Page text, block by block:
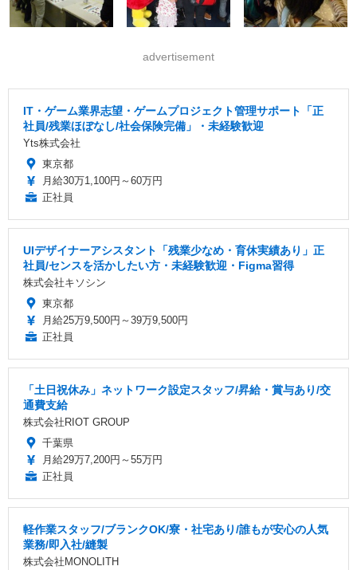
advertisement
IT・ゲーム業界志望・ゲームプロジェクト管理サポート「正
社員/残業ほぼなし/社会保険完備」・未経験歓迎
Yts株式会社
東京都
月給30万1,100円～60万円
正社員
UIデザイナーアシスタント「残業少なめ・育休実績あり」正
社員/センスを活かしたい方・未経験歓迎・Figma習得
株式会社キソシン
東京都
月給25万9,500円～39万9,500円
正社員
「土日祝休み」ネットワーク設定スタッフ/昇給・賞与あり/交
通費支給
株式会社RIOT GROUP
千葉県
月給29万7,200円～55万円
正社員
軽作業スタッフ/ブランクOK/寮・社宅あり/誰もが安心の人気
業務/即入社/縫製
株式会社MONOLITH